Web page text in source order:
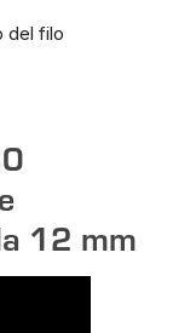
del filo
12 mm